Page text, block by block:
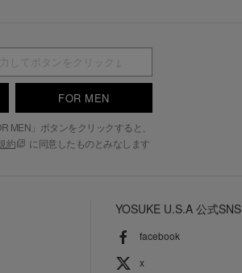
FOR MEN
MEN」ボタンをクリックすると、
約 に同意したものとみなします
YOSUKE U.S.A 公式SNS
facebook
x